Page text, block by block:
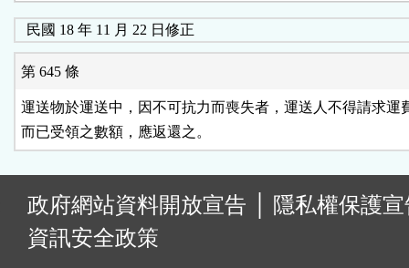
民國 18 年 11 月 22 日修正
第 645 條
運送物於運送中，因不可抗力而喪失者，運送人不得請求運
而已受領之數額，應返還之。
政府網站資料開放宣告
隱私權保護
資訊安全政策